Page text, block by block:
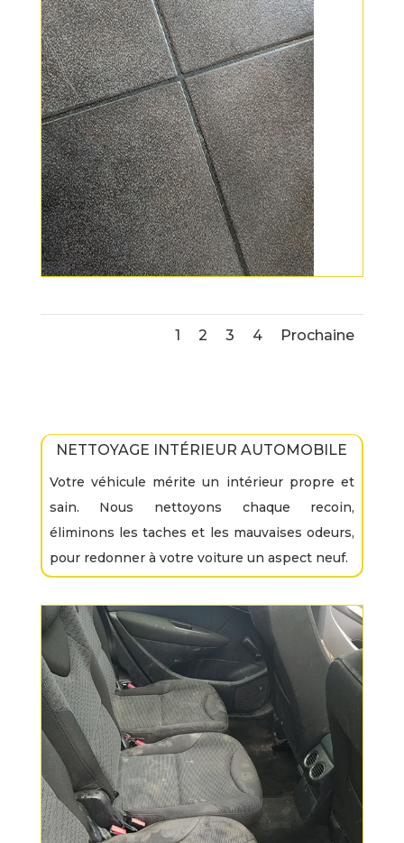
1 2 3 4 Prochaine
NETTOYAGE INTÉRIEUR AUTOMOBILE
Votre véhicule mérite un intérieur propre et
sain. Nous nettoyons chaque recoin,
éliminons les taches et les mauvaises odeurs,
pour redonner à votre voiture un aspect neuf.